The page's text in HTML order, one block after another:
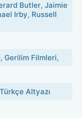
Butler, Jaimie
Irby, Russell
, Gerilim Filmleri,
Türkçe Altyazı